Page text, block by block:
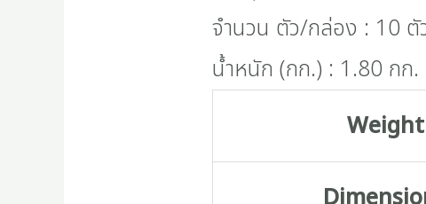
จำนวน ตัว/กล่อง : 10
น้ำหนัก (กก.) : 1.80 กก.
Weight